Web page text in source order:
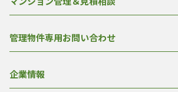
管理物件専用お問い合わせ
企業情報